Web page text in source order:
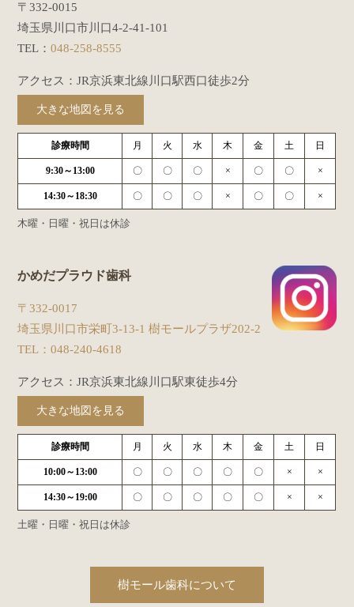
〒332-0015
埼玉県川口市川口4-2-41-101
TEL：048-258-8555
アクセス：JR京浜東北線川口駅西口徒歩2分
大きな地図を見る
診療時間 月 火 水 木 金 土 日
9:30～13:00 〇 〇 〇 × 〇 〇 ×
14:30～18:30 〇 〇 〇 × 〇 〇 ×
木曜・日曜・祝日は休診
かめだプラウド歯科
〒332-0017
埼玉県川口市栄町3-13-1 樹モールプラザ202-2
TEL：048-240-4618
アクセス：JR京浜東北線川口駅東徒歩4分
大きな地図を見る
診療時間 月 火 水 木 金 土 日
10:00～13:00 〇 〇 〇 〇 〇 × ×
14:30～19:00 〇 〇 〇 〇 〇 × ×
土曜・日曜・祝日は休診
樹モール歯科について